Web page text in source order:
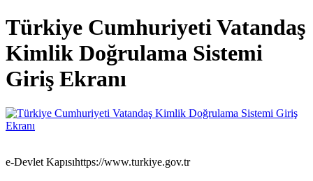
Türkiye Cumhuriyeti Vatandaş
Kimlik Doğrulama Sistemi
Giriş Ekranı
e-Devlet Kapısıhttps://www.turkiye.gov.tr